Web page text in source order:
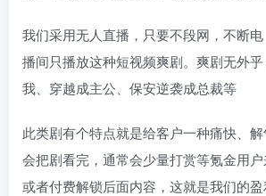
我们采用无人直播，只要不段网，不断
播间只播放这种短视频爽剧。爽剧无外
我、穿越成主公、保安逆袭成总裁等
此类剧有个特点就是给客户一种痛快、
会把剧看完，通常会少量打赏等氪金用
或者付费解锁后面内容，这就是我们的